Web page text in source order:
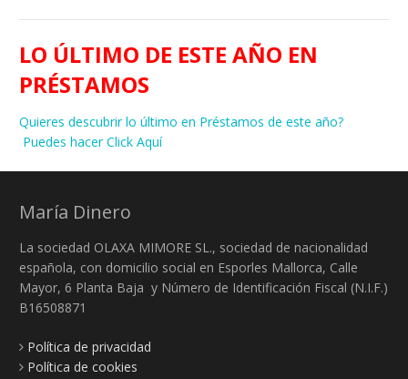
LO ÚLTIMO DE ESTE AÑO EN
PRÉSTAMOS
Quieres descubrir lo último en Préstamos de este año?
Puedes hacer Click Aquí
María Dinero
La sociedad OLAXA MIMORE SL., sociedad de nacionalidad
española, con domicilio social en Esporles Mallorca, Calle
Mayor, 6 Planta Baja y Número de Identificación Fiscal (N.I.F.)
B16508871
Política de privacidad
Política de cookies